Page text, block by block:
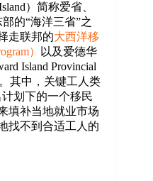
）简称爱省、
的“海洋三省”之
走联邦的大西洋移
）
以及爱德华
Island Provincial
其中，关键工人类
计划下的一个移民
填补当地就业市场
找不到合适工人的